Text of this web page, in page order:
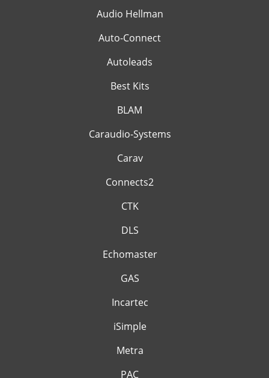
Audio Hellman
Auto-Connect
Autoleads
Best Kits
BLAM
Caraudio-Systems
Carav
Connects2
CTK
DLS
Echomaster
GAS
Incartec
iSimple
Metra
PAC